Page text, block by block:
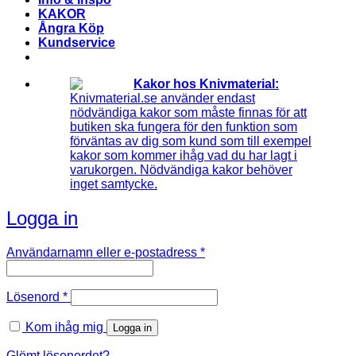
KAKOR
Ångra Köp
Kundservice
Kakor hos Knivmaterial:
Knivmaterial.se använder endast
nödvändiga kakor som måste finnas för att
butiken ska fungera för den funktion som
förväntas av dig som kund som till exempel
kakor som kommer ihåg vad du har lagt i
varukorgen. Nödvändiga kakor behöver
inget samtycke.
Logga in
Användarnamn eller e-postadress *Obligatoriskt
Lösenord *Obligatoriskt
Kom ihåg mig Logga in